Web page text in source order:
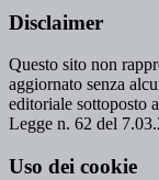
Disclaimer
Questo sito non
aggiornato senza
editoriale sottoposto
Legge n. 62 del
Uso dei cookie